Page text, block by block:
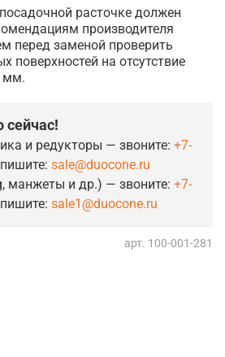
арт. 100-001-281
расточке должен
производителя
перед заменой проверить
поверхностей на отсутствие
мм.
сейчас!
и редукторы — звоните: +7-
sale@duocone.ru
манжеты и др.) — звоните: +7-
sale1@duocone.ru